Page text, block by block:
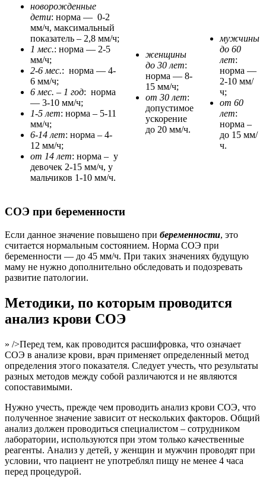
новорожденные
дети: норма — 0-2
мм/ч, максимальный
показатель – 2,8 мм/ч;
1 мес.: норма — 2-5
мм/ч;
2-6 мес.: норма — 4-
6 мм/ч;
6 мес. – 1 год: норма
— 3-10 мм/ч;
1-5 лет: норма – 5-11
мм/ч;
6-14 лет: норма – 4-
12 мм/ч;
от 14 лет: норма – у
девочек 2-15 мм/ч, у
мальчиков 1-10 мм/ч.
женщины
до 30 лет:
норма — 8-
15 мм/ч;
от 30 лет:
допустимое
ускорение
до 20 мм/ч.
мужчины
до 60
лет:
норма —
2-10 мм/
ч;
от 60
лет:
норма –
до 15 мм/
ч.
СОЭ при беременности
Если данное значение повышено при беременности, это
считается нормальным состоянием. Норма СОЭ при
беременности — до 45 мм/ч. При таких значениях будущую
маму не нужно дополнительно обследовать и подозревать
развитие патологии.
Методики, по которым проводится
анализ крови СОЭ
» />Перед тем, как проводится расшифровка, что означает
СОЭ в анализе крови, врач применяет определенный метод
определения этого показателя. Следует учесть, что результаты
разных методов между собой различаются и не являются
сопоставимыми.
Нужно учесть, прежде чем проводить анализ крови СОЭ, что
полученное значение зависит от нескольких факторов. Общий
анализ должен проводиться специалистом – сотрудником
лаборатории, используются при этом только качественные
реагенты. Анализ у детей, у женщин и мужчин проводят при
условии, что пациент не употреблял пищу не менее 4 часа
перед процедурой.